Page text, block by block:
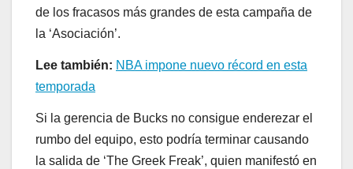
de los fracasos más grandes de esta campaña de
la ‘Asociación’.
Lee también: NBA impone nuevo récord en esta
temporada
Si la gerencia de Bucks no consigue enderezar el
rumbo del equipo, esto podría terminar causando
la salida de ‘The Greek Freak’, quien manifestó en